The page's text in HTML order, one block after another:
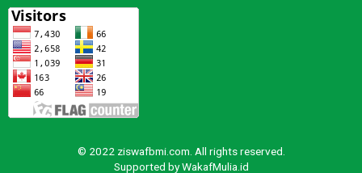
© 2022 ziswafbmi.com. All rights reserved.
Supported byWakafMulia.id